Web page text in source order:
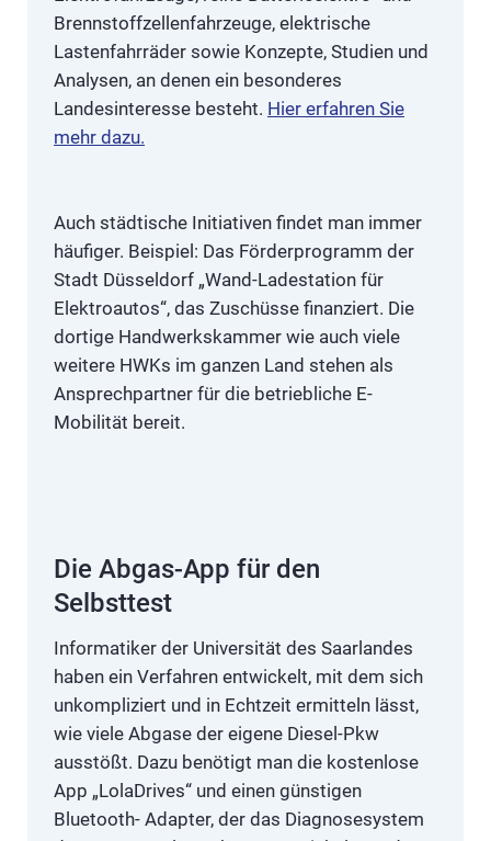
Brennstoffzellenfahrzeuge, elektrische
Lastenfahrräder sowie Konzepte, Studien und
Analysen, an denen ein besonderes
Landesinteresse besteht. Hier erfahren Sie
mehr dazu.
Auch städtische Initiativen findet man immer
häufiger. Beispiel: Das Förderprogramm der
Stadt Düsseldorf „Wand-Ladestation für
Elektroautos“, das Zuschüsse finanziert. Die
dortige Handwerkskammer wie auch viele
weitere HWKs im ganzen Land stehen als
Ansprechpartner für die betriebliche E-
Mobilität bereit.
Die Abgas-App für den
Selbsttest
Informatiker der Universität des Saarlandes
haben ein Verfahren entwickelt, mit dem sich
unkompliziert und in Echtzeit ermitteln lässt,
wie viele Abgase der eigene Diesel-Pkw
ausstößt. Dazu benötigt man die kostenlose
App „LolaDrives“ und einen günstigen
Bluetooth- Adapter, der das Diagnosesystem